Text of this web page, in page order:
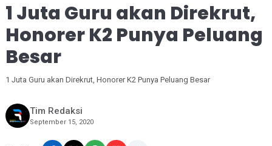
1 Juta Guru akan Direkrut,
Honorer K2 Punya Peluang
Besar
1 Juta Guru akan Direkrut, Honorer K2 Punya Peluang Besar
Tim Redaksi
September 15, 2020